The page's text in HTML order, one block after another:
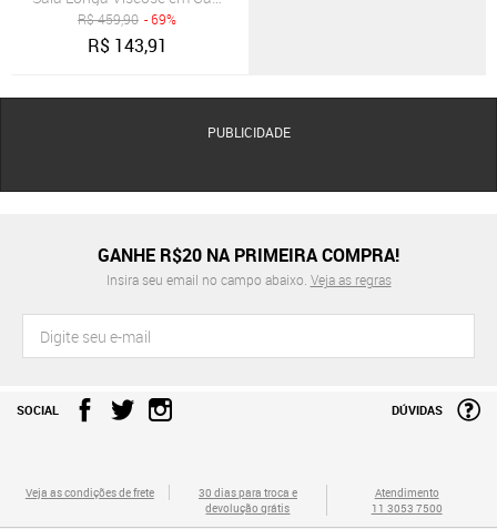
R$459,90 - 69%
R$ 143,91
PUBLICIDADE
GANHE R$20 NA PRIMEIRA COMPRA!
Insira seu email no campo abaixo. Veja as regras
SOCIAL DÚVIDAS
Veja as condições de frete
30 dias para troca e
devolução grátis
Atendimento
11 3053 7500